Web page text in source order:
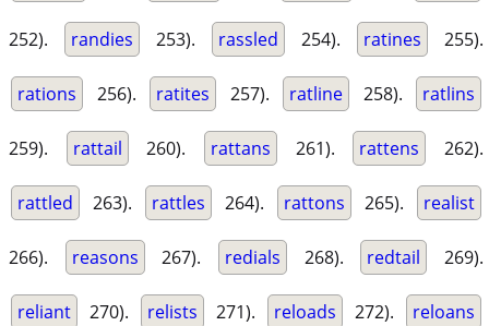
252). randies 253). rassled 254). ratines 255).
rations 256). ratites 257). ratline 258). ratlins
259). rattail 260). rattans 261). rattens 262).
rattled 263). rattles 264). rattons 265). realist
266). reasons 267). redials 268). redtail 269).
reliant 270). relists 271). reloads 272). reloans